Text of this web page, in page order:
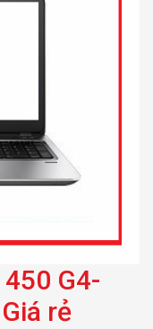
G4-
rẻ